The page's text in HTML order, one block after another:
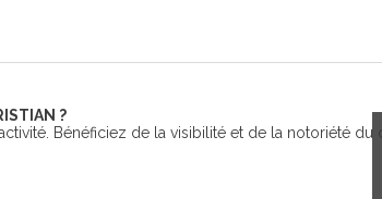
?
Bénéficiez de la visibilité et de la notoriété du